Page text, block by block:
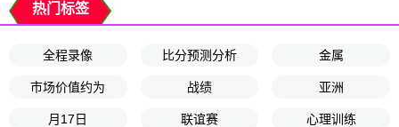
热门标签
全程录像 比分预测分析 金属
市场价值约为 战绩 亚洲
月17日 联谊赛 心理训练